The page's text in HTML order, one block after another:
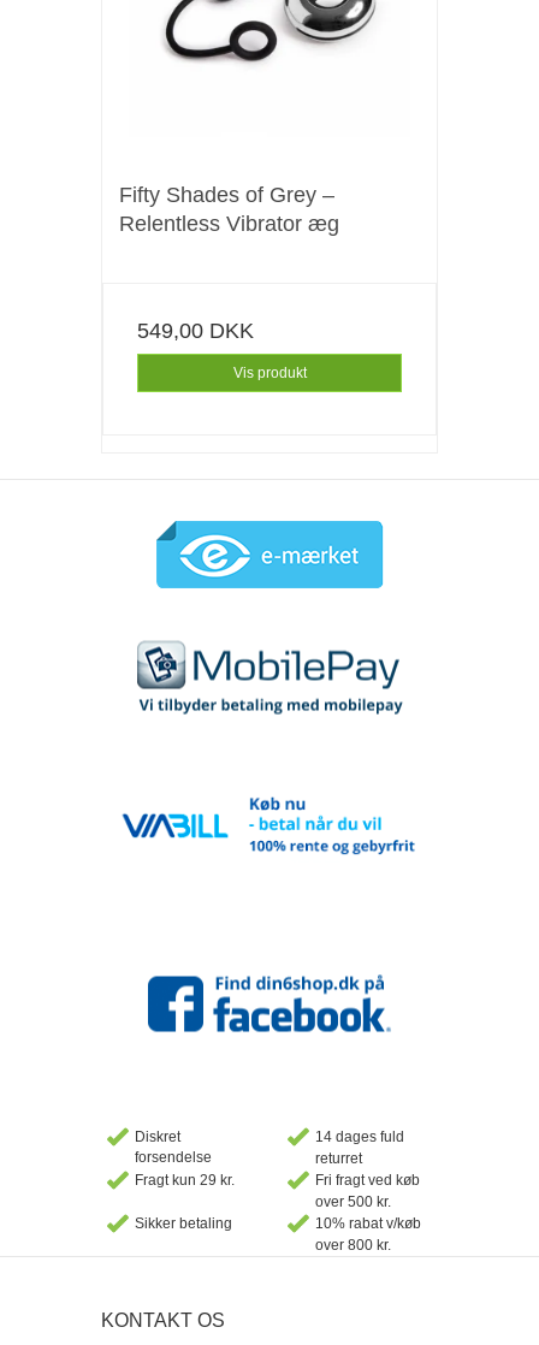
Fifty Shades of Grey –
Relentless Vibrator æg
549,00 DKK
Vis produkt
Diskret
forsendelse
14 dages fuld
returret
Fragt kun 29 kr.
Fri fragt ved køb
over 500 kr.
Sikker betaling
10% rabat v/køb
over 800 kr.
KONTAKT OS